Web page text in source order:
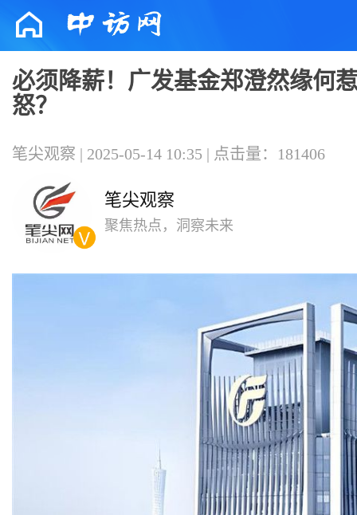
必须降薪！广发基金郑澄然缘何
怒？
笔尖观察 | 2025-05-14 10:35 | 点击量：181406
笔尖观察
聚焦热点，洞察未来